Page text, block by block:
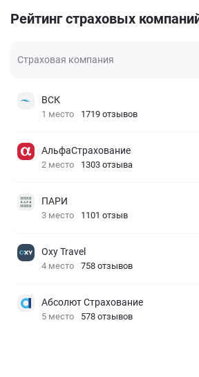
Рейтинг страховых
Страховая компания
ВСК
1 место 1719 отзывов
АльфаСтрахование
2 место 1303 отзыва
ПАРИ
3 место 1101 отзыв
Oxy Travel
4 место 758 отзывов
Абсолют Страхование
5 место 578 отзывов